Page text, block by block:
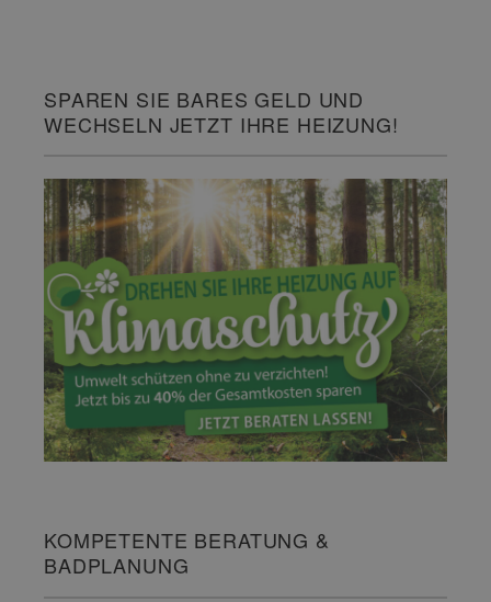
SPAREN SIE BARES GELD UND
WECHSELN JETZT IHRE HEIZUNG!
KOMPETENTE BERATUNG &
BADPLANUNG